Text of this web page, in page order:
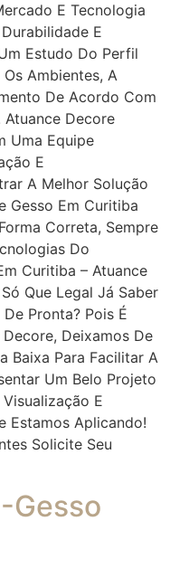
E Tecnologia
E
Estudo Do Perfil
Ambientes, A
De Acordo Com
Decore
Uma Equipe
E
A Melhor Solução
Gesso Em Curitiba
Correta, Sempre
Do
Curitiba – Atuance
Que Legal Já Saber
Pronta? Pois É
Deixamos De
Baixa Para Facilitar A
Um Belo Projeto
E
Estamos Aplicando!
Solicite Seu
Gesso